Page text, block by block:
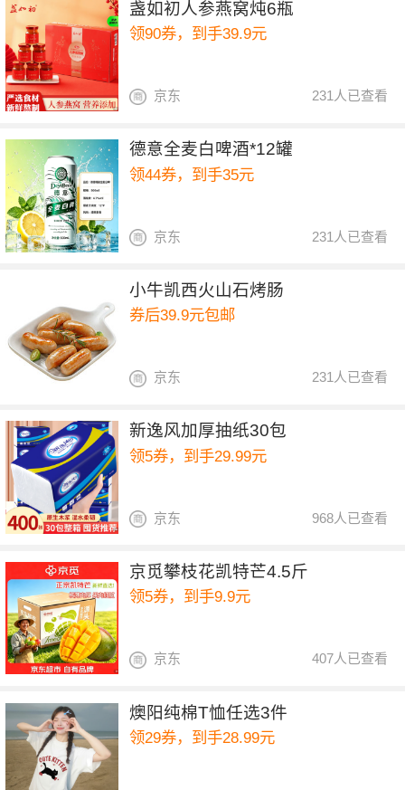
盏如初人参燕窝炖6瓶
领90券，到手39.9元
231人已查看
京东
德意全麦白啤酒*12罐
领44券，到手35元
231人已查看
京东
小牛凯西火山石烤肠
券后39.9元包邮
231人已查看
京东
新逸风加厚抽纸30包
领5券，到手29.99元
968人已查看
京东
京觅攀枝花凯特芒4.5斤
领5券，到手9.9元
407人已查看
京东
燠阳纯棉T恤任选3件
领29券，到手28.99元